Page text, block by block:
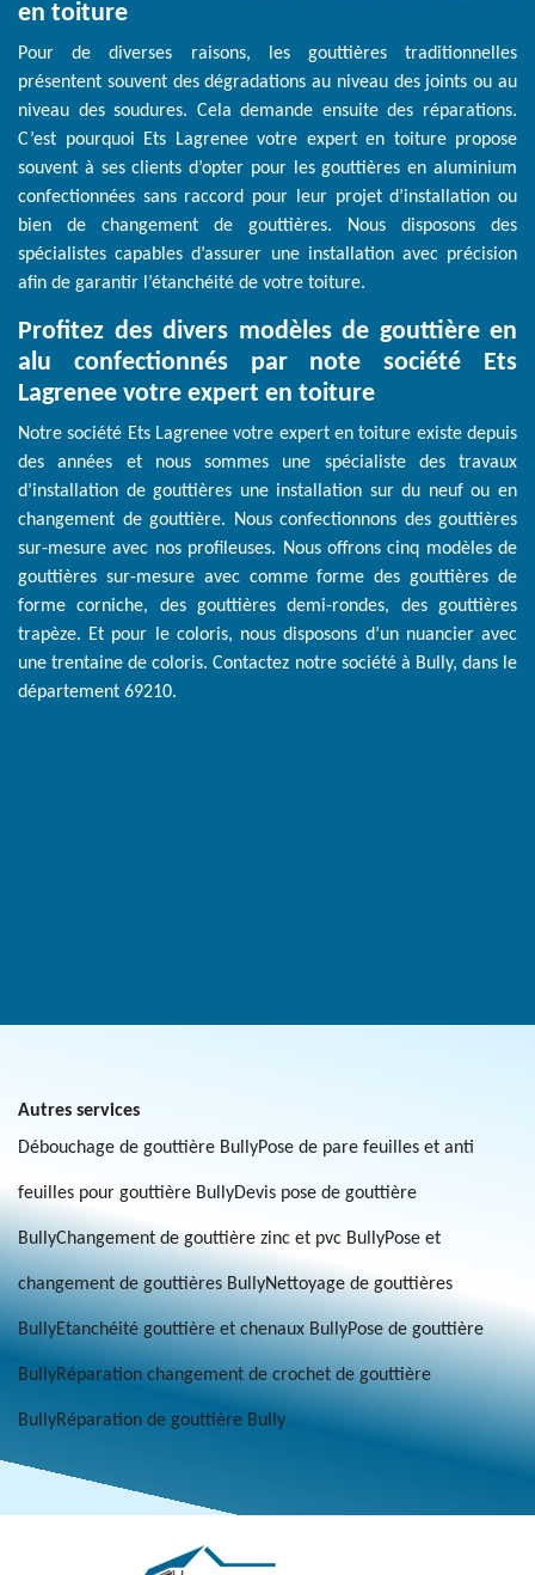
en toiture
Pour de diverses raisons, les gouttières traditionnelles
présentent souvent des dégradations au niveau des joints ou au
niveau des soudures. Cela demande ensuite des réparations.
C’est pourquoi Ets Lagrenee votre expert en toiture propose
souvent à ses clients d’opter pour les gouttières en aluminium
confectionnées sans raccord pour leur projet d’installation ou
bien de changement de gouttières. Nous disposons des
spécialistes capables d’assurer une installation avec précision
afin de garantir l’étanchéité de votre toiture.
Profitez des divers modèles de gouttière en
alu confectionnés par note société Ets
Lagrenee votre expert en toiture
Notre société Ets Lagrenee votre expert en toiture existe depuis
des années et nous sommes une spécialiste des travaux
d’installation de gouttières une installation sur du neuf ou en
changement de gouttière. Nous confectionnons des gouttières
sur-mesure avec nos profileuses. Nous offrons cinq modèles de
gouttières sur-mesure avec comme forme des gouttières de
forme corniche, des gouttières demi-rondes, des gouttières
trapèze. Et pour le coloris, nous disposons d’un nuancier avec
une trentaine de coloris. Contactez notre société à Bully, dans le
département 69210.
Autres services
Débouchage de gouttière BullyPose de pare feuilles et anti
feuilles pour gouttière BullyDevis pose de gouttière
BullyChangement de gouttière zinc et pvc BullyPose et
changement de gouttières BullyNettoyage de gouttières
BullyEtanchéité gouttière et chenaux BullyPose de gouttière
BullyRéparation changement de crochet de gouttière
BullyRéparation de gouttière Bully